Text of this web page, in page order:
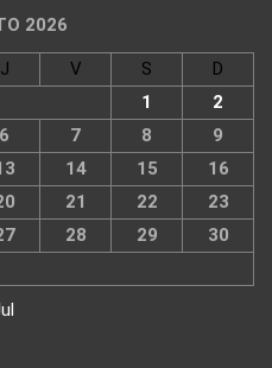
2026
J V S
D
1
2
6 7 8
9
14 15
16
21 22
23
28 29
30